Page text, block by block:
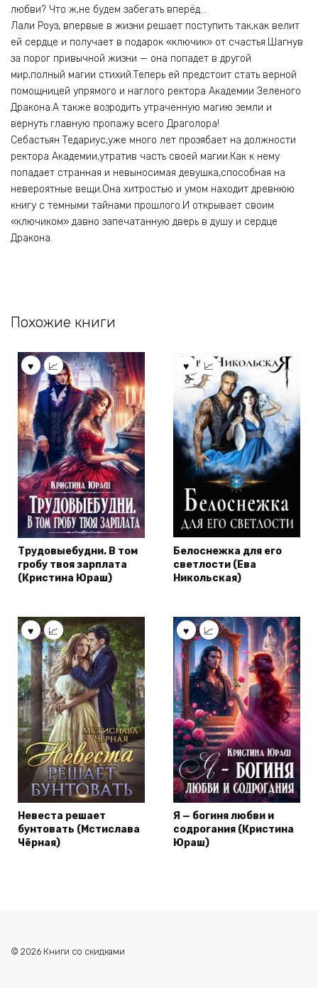
любви? Что ж,не будем забегать вперёд…
Лали Роуз, впервые в жизни решает поступить так,как велит
ей сердце и получает в подарок «ключик» от счастья.Шагнув
за порог привычной жизни — она попадет в другой
мир,полный магии стихий.Теперь ей предстоит стать верной
помощницей упрямого и наглого ректора Академии Зеленого
Дракона.А также возродить утраченную магию земли и
вернуть главную пропажу всего Драголора!
Себастьян Тедариус,уже много лет прозябает на должности
ректора Академии,утратив часть своей магии.Как к нему
попадает странная и невыносимая девушка,способная на
невероятные вещи.Она хитростью и умом находит древнюю
книгу с темными тайнами прошлого.И открывает своим
«ключиком» давно запечатанную дверь в душу и сердце
Дракона.
Похожие книги
Трудовыебудни. В том
гробу твоя зарплата
(Кристина Юраш)
Белоснежка для его
светлости (Ева
Никольская)
Невеста решает
бунтовать (Мстислава
Чёрная)
Я — богиня любви и
содрогания (Кристина
Юраш)
© 2026 Книги со скидками